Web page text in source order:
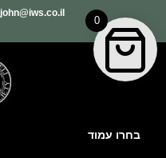
john@iws.co.il
בחרו עמוד
0